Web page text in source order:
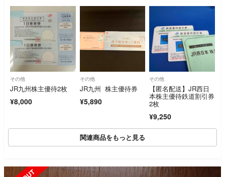
その他
JR九州株主優待2枚
¥8,000
その他
JR九州 株主優待券
¥5,890
その他
【匿名配送】JR西日
本株主優待鉄道割引券
2枚
¥9,250
関連商品をもっと見る
SOLD OUT